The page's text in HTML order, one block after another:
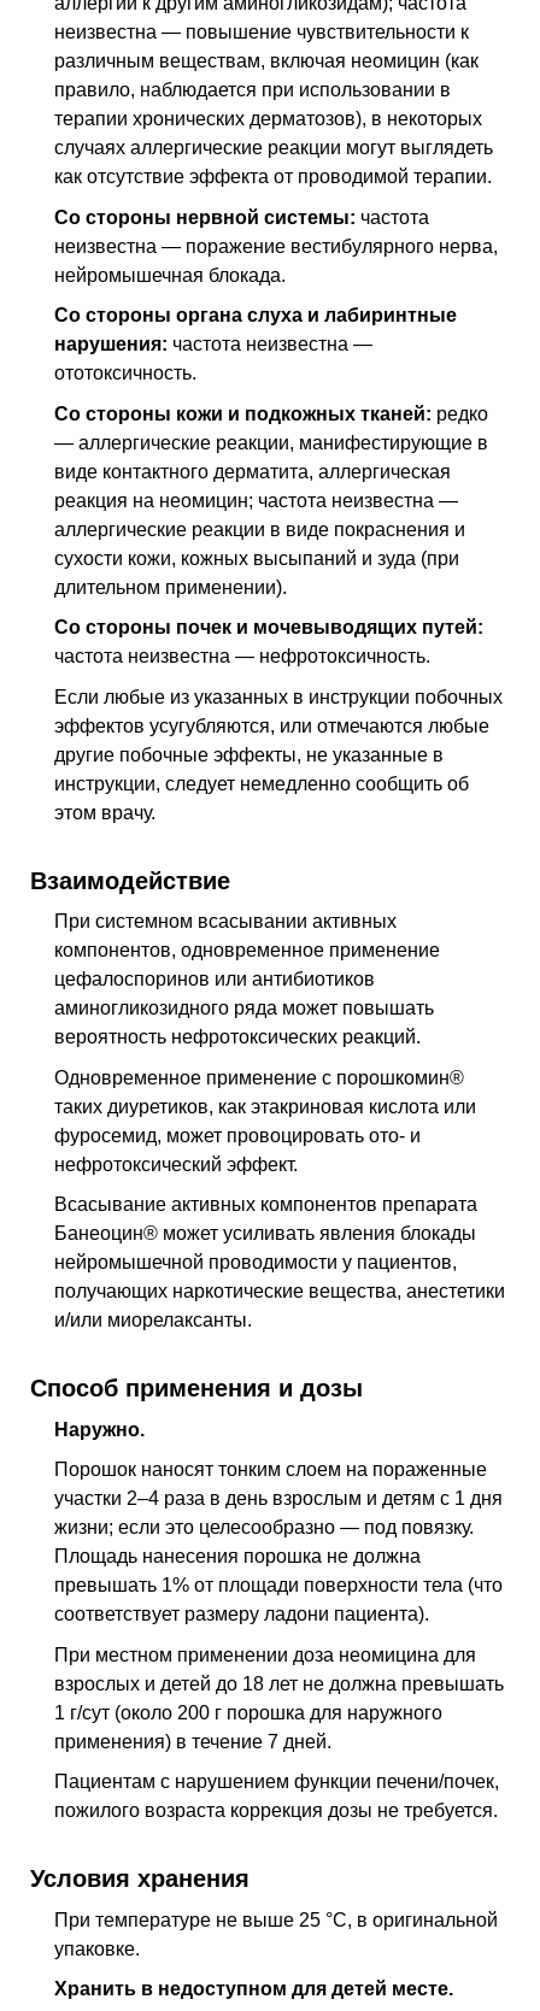
неизвестна — повышение чувствительности к
различным веществам, включая неомицин (как
правило, наблюдается при использовании в
терапии хронических дерматозов), в некоторых
случаях аллергические реакции могут выглядеть
как отсутствие эффекта от проводимой терапии.
Со стороны нервной системы: частота
неизвестна — поражение вестибулярного нерва,
нейромышечная блокада.
Со стороны органа слуха и лабиринтные
нарушения: частота неизвестна —
ототоксичность.
Со стороны кожи и подкожных тканей: редко
— аллергические реакции, манифестирующие в
виде контактного дерматита, аллергическая
реакция на неомицин; частота неизвестна —
аллергические реакции в виде покраснения и
сухости кожи, кожных высыпаний и зуда (при
длительном применении).
Со стороны почек и мочевыводящих путей:
частота неизвестна — нефротоксичность.
Если любые из указанных в инструкции побочных
эффектов усугубляются, или отмечаются любые
другие побочные эффекты, не указанные в
инструкции, следует немедленно сообщить об
этом врачу.
Взаимодействие
При системном всасывании активных
компонентов, одновременное применение
цефалоспоринов или антибиотиков
аминогликозидного ряда может повышать
вероятность нефротоксических реакций.
Одновременное применение с порошкомин®
таких диуретиков, как этакриновая кислота или
фуросемид, может провоцировать ото- и
нефротоксический эффект.
Всасывание активных компонентов препарата
Банеоцин® может усиливать явления блокады
нейромышечной проводимости у пациентов,
получающих наркотические вещества, анестетики
и/или миорелаксанты.
Способ применения и дозы
Наружно.
Порошок наносят тонким слоем на пораженные
участки 2–4 раза в день взрослым и детям с 1 дня
жизни; если это целесообразно — под повязку.
Площадь нанесения порошка не должна
превышать 1% от площади поверхности тела (что
соответствует размеру ладони пациента).
При местном применении доза неомицина для
взрослых и детей до 18 лет не должна превышать
1 г/сут (около 200 г порошка для наружного
применения) в течение 7 дней.
Пациентам с нарушением функции печени/почек,
пожилого возраста коррекция дозы не требуется.
Условия хранения
При температуре не выше 25 °C, в оригинальной
упаковке.
Хранить в недоступном для детей месте.